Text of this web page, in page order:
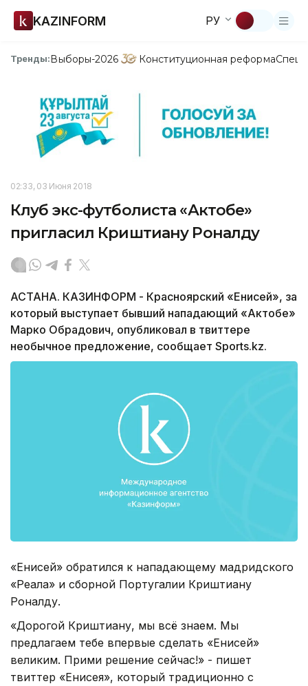
KAZINFORM РУ
Тренды:Выборы-2026 Конституционная реформа
02:33, 03 Июня 2018
Клуб экс-футболиста «Актобе»
пригласил Криштиану Роналду
АСТАНА. КАЗИНФОРМ - Красноярский «Енисей», за
который выступает бывший нападающий «Актобе»
Марко Обрадович, опубликовал в твиттере
необычное предложение, сообщает Sports.kz.
«Енисей» обратился к нападающему мадридского
«Реала» и сборной Португалии Криштиану
Роналду.
«Дорогой Криштиану, мы всё знаем. Мы
предлагаем тебе впервые сделать «Енисей»
великим. Прими решение сейчас!» - пишет
твиттер «Енисея», который традиционно с